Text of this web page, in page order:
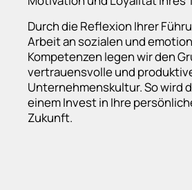
Durch die Reflexion Ihrer
Arbeit an sozialen und
Kompetenzen legen wir den
vertrauensvolle und
Unternehmenskultur. So wird
einem Invest in Ihre
Zukunft.